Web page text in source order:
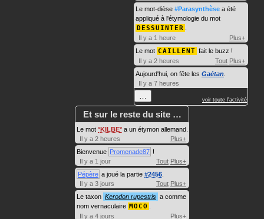
Le mot-dièse #Parasynthèse a été
appliqué à l'étymologie du mot
DESSUINTER
Il y a 1 heure
Plus+
Le mot CAILLENT fait le buzz !
Il y a 2 heures
Tout Plus+
Aujourd'hui, on fête les Gaétan
Il y a 7 heures
… voir toute l'activité
Et sur le reste du site …
Le mot KILBE a un étymon allemand.
Il y a 2 heures
Plus+
Bienvenue Promenade87 !
Il y a 1 jour
Tout Plus+
Pépère a joué la partie #2456
Il y a 3 jours
Tout Plus+
Le taxon Kerodon rupestris a comme
nom vernaculaire MOCO
Il y a 4 jours
Plus+